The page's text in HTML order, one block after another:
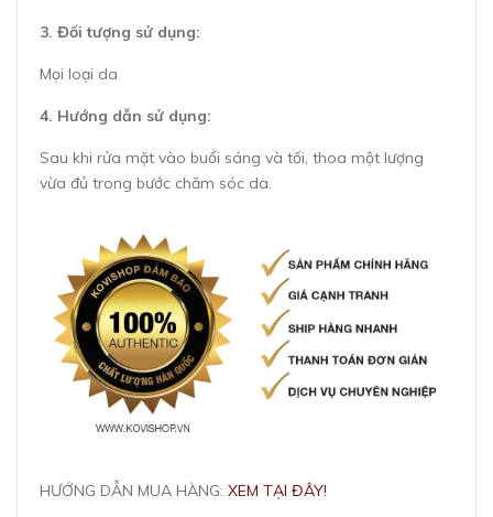
3. Đối tượng sử dụng:
Mọi loại da
4. Hướng dẫn sử dụng:
Sau khi rửa mặt vào buổi sáng và tối, thoa một lượng
vừa đủ trong bước chăm sóc da.
HƯỚNG DẪN MUA HÀNG: XEM TẠI ĐÂY!